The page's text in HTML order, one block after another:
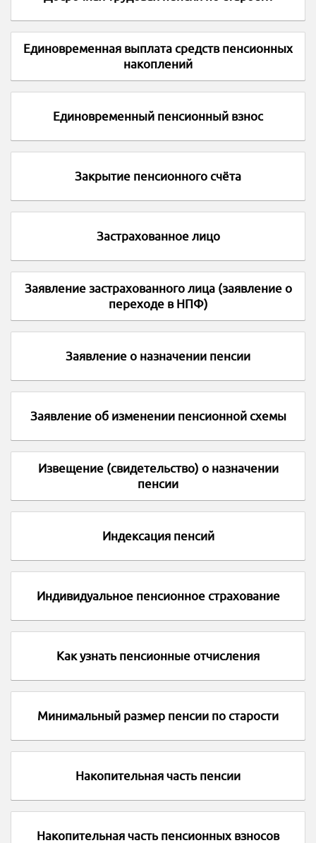
Единовременная выплата средств пенсионных
накоплений
Единовременный пенсионный взнос
Закрытие пенсионного счёта
Застрахованное лицо
Заявление застрахованного лица (заявление о
переходе в НПФ)
Заявление о назначении пенсии
Заявление об изменении пенсионной схемы
Извещение (свидетельство) о назначении
пенсии
Индексация пенсий
Индивидуальное пенсионное страхование
Как узнать пенсионные отчисления
Минимальный размер пенсии по старости
Накопительная часть пенсии
Накопительная часть пенсионных взносов